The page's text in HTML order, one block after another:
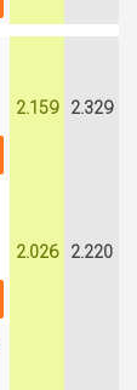
2.159 2.329
2.026 2.220